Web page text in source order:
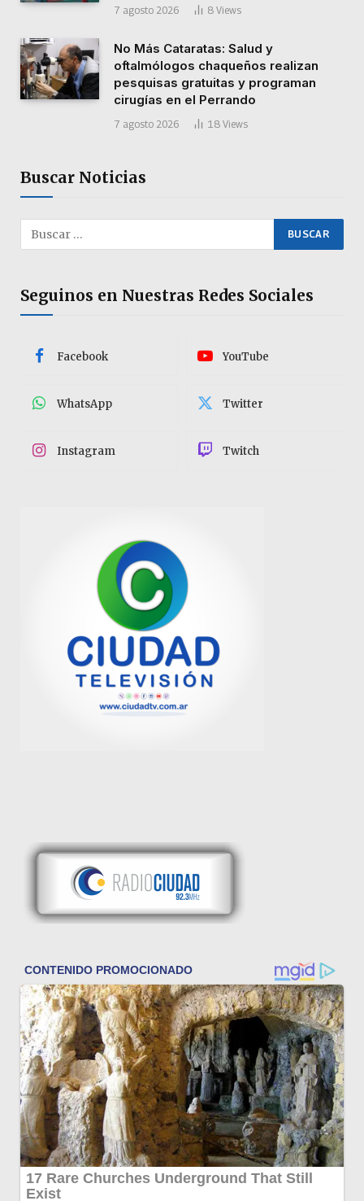
7 agosto 2026 8 Views
No Más Cataratas: Salud y
oftalmólogos chaqueños realizan
pesquisas gratuitas y programan
cirugías en el Perrando
7 agosto 2026 18 Views
Buscar Noticias
Seguinos en Nuestras Redes Sociales
Facebook YouTube
WhatsApp Twitter
Instagram Twitch